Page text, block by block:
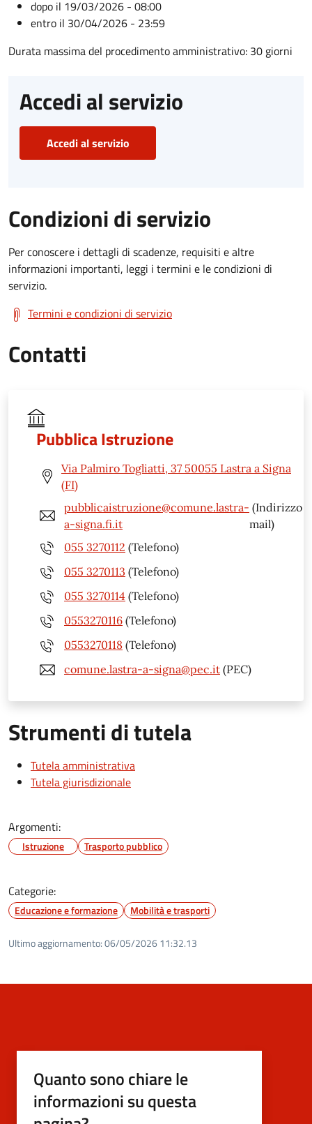
dopo il 19/03/2026 - 08:00
entro il 30/04/2026 - 23:59
Durata massima del procedimento amministrativo: 30 giorni
Accedi al servizio
Accedi al servizio
Condizioni di servizio
Per conoscere i dettagli di scadenze, requisiti e altre
informazioni importanti, leggi i termini e le condizioni di
servizio.
Termini e condizioni di servizio
Contatti
Pubblica Istruzione
Via Palmiro Togliatti, 37 50055 Lastra a Signa
(FI)
pubblicaistruzione@comune.lastra-
a-signa.fi.it
(Indirizzo
mail)
055 3270112 (Telefono)
055 3270113 (Telefono)
055 3270114 (Telefono)
0553270116 (Telefono)
0553270118 (Telefono)
comune.lastra-a-signa@pec.it (PEC)
Strumenti di tutela
Tutela amministrativa
Tutela giurisdizionale
Argomenti:
Istruzione Trasporto pubblico
Categorie:
Educazione e formazione Mobilità e trasporti
Ultimo aggiornamento:06/05/2026 11:32.13
Quanto sono chiare le
informazioni su questa